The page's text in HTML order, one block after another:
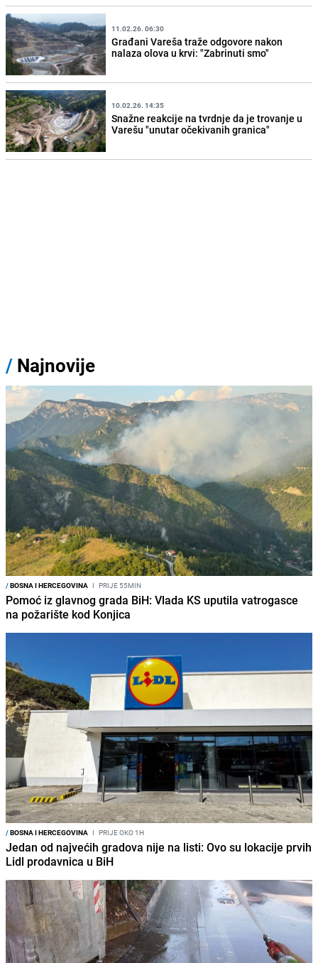
11.02.26. 06:30
Građani Vareša traže odgovore nakon
nalaza olova u krvi: "Zabrinuti smo"
10.02.26. 14:35
Snažne reakcije na tvrdnje da je trovanje u
Varešu "unutar očekivanih granica"
/ Najnovije
/BOSNA I HERCEGOVINA I PRIJE 55MIN
Pomoć iz glavnog grada BiH: Vlada KS uputila vatrogasce
na požarište kod Konjica
/BOSNA I HERCEGOVINA I PRIJE OKO 1H
Jedan od najvećih gradova nije na listi: Ovo su lokacije prvih
Lidl prodavnica u BiH